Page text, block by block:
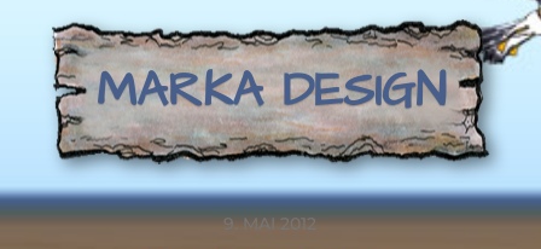
MARKA DESIGN
9. MAI 2012